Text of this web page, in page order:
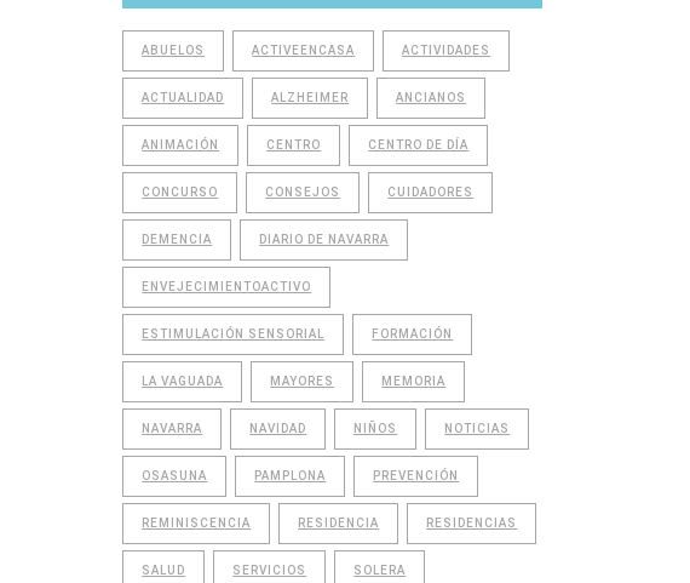
ABUELOS ACTIVEENCASA ACTIVIDADES
ACTUALIDAD ALZHEIMER ANCIANOS
ANIMACIÓN CENTRO CENTRO DE DÍA
CONCURSO CONSEJOS CUIDADORES
DEMENCIA DIARIO DE NAVARRA
ENVEJECIMIENTOACTIVO
ESTIMULACIÓN SENSORIAL FORMACIÓN
LA VAGUADA MAYORES MEMORIA
NAVARRA NAVIDAD NIÑOS NOTICIAS
OSASUNA PAMPLONA PREVENCIÓN
REMINISCENCIA RESIDENCIA RESIDENCIAS
SALUD SERVICIOS SOLERA